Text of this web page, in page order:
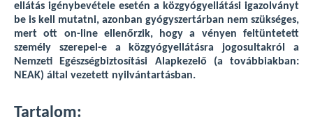
ellátás igénybevétele esetén a közgyógyellátási igazolványt
be is kell mutatni, azonban gyógyszertárban nem szükséges,
mert ott on-line ellenőrzik, hogy a vényen feltüntetett
személy szerepel-e a közgyógyellátásra jogosultakról a
Nemzeti Egészségbiztosítási Alapkezelő (a továbbiakban:
NEAK) által vezetett nyilvántartásban.
Tartalom: